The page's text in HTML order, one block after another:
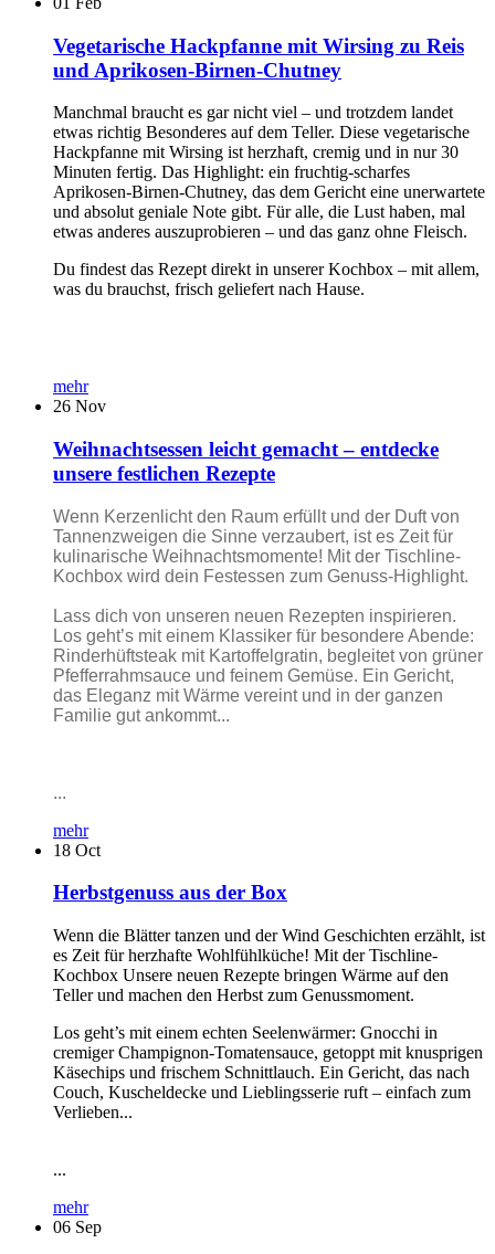
Vegetarische Hackpfanne mit Wirsing zu Reis
und Aprikosen-Birnen-Chutney
Manchmal braucht es gar nicht viel – und trotzdem landet
etwas richtig Besonderes auf dem Teller. Diese vegetarische
Hackpfanne mit Wirsing ist herzhaft, cremig und in nur 30
Minuten fertig. Das Highlight: ein fruchtig-scharfes
Aprikosen-Birnen-Chutney, das dem Gericht eine unerwartete
und absolut geniale Note gibt. Für alle, die Lust haben, mal
etwas anderes auszuprobieren – und das ganz ohne Fleisch.
Du findest das Rezept direkt in unserer Kochbox – mit allem,
was du brauchst, frisch geliefert nach Hause.
mehr
26 Nov
Weihnachtsessen leicht gemacht – entdecke
unsere festlichen Rezepte
Wenn Kerzenlicht den Raum erfüllt und der Duft von
Tannenzweigen die Sinne verzaubert, ist es Zeit für
kulinarische Weihnachtsmomente! Mit der Tischline-
Kochbox wird dein Festessen zum Genuss-Highlight.
Lass dich von unseren neuen Rezepten inspirieren.
Los geht’s mit einem Klassiker für besondere Abende:
Rinderhüftsteak mit Kartoffelgratin, begleitet von grüner
Pfefferrahmsauce und feinem Gemüse. Ein Gericht,
das Eleganz mit Wärme vereint und in der ganzen
Familie gut ankommt...
...
mehr
18 Oct
Herbstgenuss aus der Box
Wenn die Blätter tanzen und der Wind Geschichten erzählt, ist
es Zeit für herzhafte Wohlfühlküche! Mit der Tischline-
Kochbox Unsere neuen Rezepte bringen Wärme auf den
Teller und machen den Herbst zum Genussmoment.
Los geht’s mit einem echten Seelenwärmer: Gnocchi in
cremiger Champignon-Tomatensauce, getoppt mit knusprigen
Käsechips und frischem Schnittlauch. Ein Gericht, das nach
Couch, Kuscheldecke und Lieblingsserie ruft – einfach zum
Verlieben...
...
mehr
06 Sep